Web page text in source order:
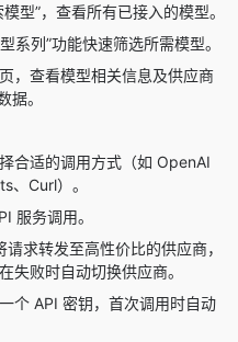
型”，查看所有已接入的模型。
系列”功能快速筛选所需模型。
，查看模型相关信息及供应商
据。
合适的调用方式（如 OpenAI
、Curl）。
服务调用。
求转发至高性价比的供应商，
失败时自动切换供应商。
个 API 密钥，首次调用时自动